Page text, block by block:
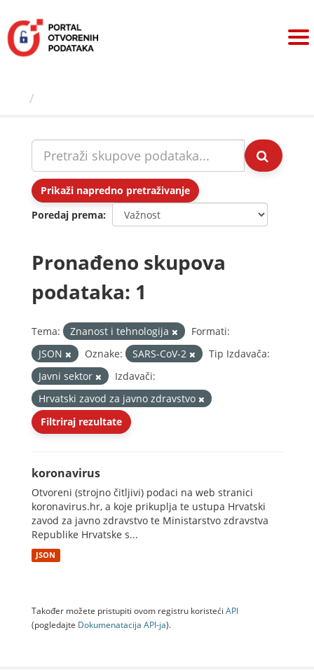
sadržaj
Prikaži napredno pretraživanje
Poredaj prema
Pronađeno skupova
podataka: 1
Tema: Znanost i tehnologija
Formati:
JSON
Oznake: SARS-CoV-2
Tip Izdavača:
Javni sektor
Izdavači:
Hrvatski zavod za javno zdravstvo
Filtriraj rezultate
koronavirus
Otvoreni (strojno čitljivi) podaci na web stranici
koronavirus.hr, a koje prikuplja te ustupa Hrvatski
zavod za javno zdravstvo te Ministarstvo zdravstva
Republike Hrvatske s...
JSON
Također možete pristupiti ovom registru koristeći API
(pogledajte Dokumenаtаcijа API-jа).